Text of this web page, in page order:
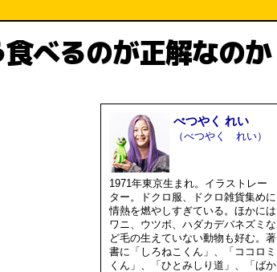
べるのが正解なのか
べつやく れい
（べつやく れい）
1971年東京生まれ。イラストレー
ター。ドクロ服、ドクロ雑貨集めに
情熱を燃やしすぎている。ほかには
ワニ、ウツボ、ハダカデバネズミな
ど毛の生えていない動物も好む。著
書に「しろねこくん」、「ココロミ
くん」、「ひとみしり道」、「ばか